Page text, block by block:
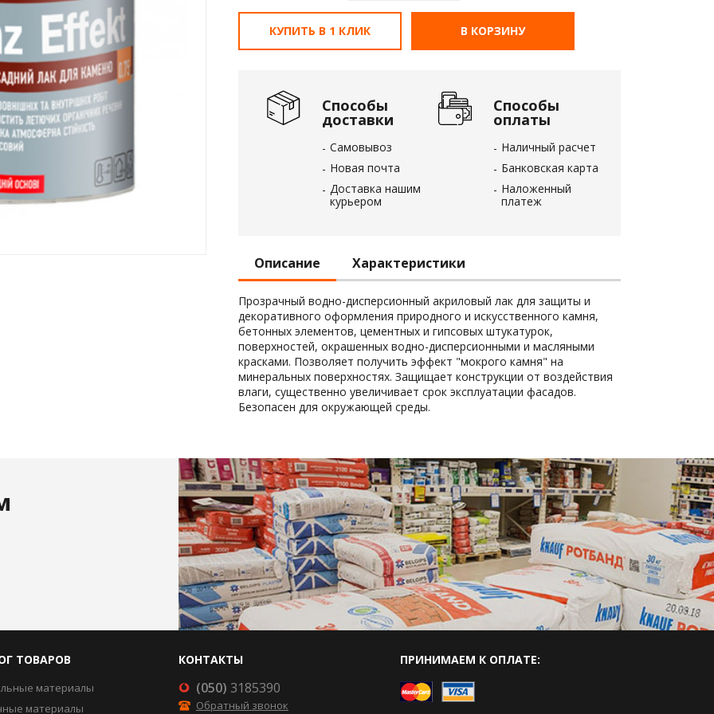
КУПИТЬ В 1 КЛИК В КОРЗИНУ
Способы
доставки
Самовывоз
Новая почта
Доставка нашим
курьером
Способы
оплаты
Наличный расчет
Банковская карта
Наложенный
платеж
Описание Характеристики
Прозрачный водно-дисперсионный акриловый лак для защиты и
декоративного оформления природного и искусственного камня,
бетонных элементов, цементных и гипсовых штукатурок,
поверхностей, окрашенных водно-дисперсионными и масляными
красками. Позволяет получить эффект "мокрого камня" на
минеральных поверхностях. Защищает конструкции от воздействия
влаги, существенно увеличивает срок эксплуатации фасадов.
Безопасен для окружающей среды.
ТОВАРОВ
материалы
материалы
КОНТАКТЫ
(050) 3185390
Обратный звонок
ПРИНИМАЕМ К ОПЛАТЕ: